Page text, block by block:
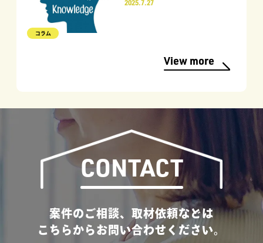
コラム
2025.7.27
View more
CONTACT
案件のご相談、取材依頼などは
こちらからお問い合わせください。